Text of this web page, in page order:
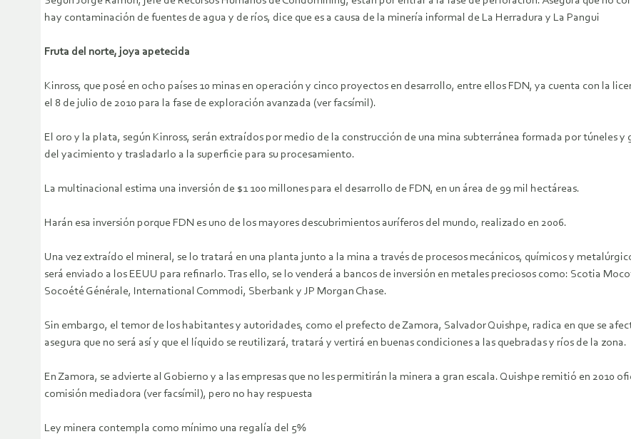
hay contaminación de fuentes de agua y de ríos, dice que es a causa de la minería informal de La Herradura y La Pangui
Fruta del norte, joya apetecida
Kinross, que posé en ocho países 10 minas en operación y cinco proyectos en desarrollo, entre ellos FDN, ya cuenta con la
el 8 de julio de 2010 para la fase de exploración avanzada (ver facsímil).
El oro y la plata, según Kinross, serán extraídos por medio de la construcción de una mina subterránea formada por túneles
del yacimiento y trasladarlo a la superficie para su procesamiento.
La multinacional estima una inversión de $1 100 millones para el desarrollo de FDN, en un área de 99 mil hectáreas.
Harán esa inversión porque FDN es uno de los mayores descubrimientos auríferos del mundo, realizado en 2006.
Una vez extraído el mineral, se lo tratará en una planta junto a la mina a través de procesos mecánicos, químicos y
será enviado a los EEUU para refinarlo. Tras ello, se lo venderá a bancos de inversión en metales preciosos como: Scotia
Socoété Générale, International Commodi, Sberbank y JP Morgan Chase.
Sin embargo, el temor de los habitantes y autoridades, como el prefecto de Zamora, Salvador Quishpe, radica en que se
asegura que no será así y que el líquido se reutilizará, tratará y vertirá en buenas condiciones a las quebradas y ríos de la zona.
En Zamora, se advierte al Gobierno y a las empresas que no les permitirán la minera a gran escala. Quishpe remitió en 2010
comisión mediadora (ver facsímil), pero no hay respuesta
Ley minera contempla como mínimo una regalía del 5%